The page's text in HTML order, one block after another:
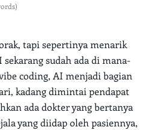
tapi sepertinya menarik
sudah ada di mana-
coding, AI menjadi bagian
kadang dimintai pendapat
ada dokter yang bertanya
yang diidap oleh pasiennya,